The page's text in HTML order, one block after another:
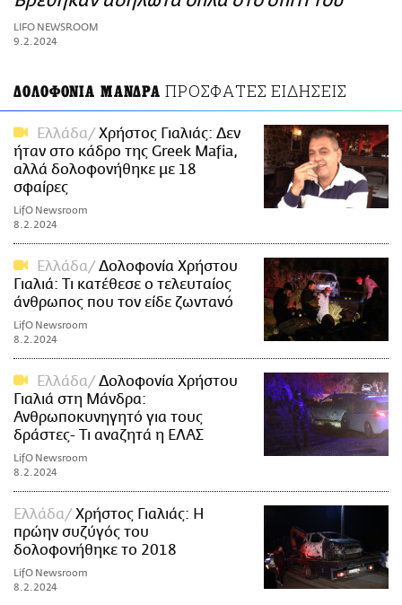
ΑΜΠΑ
PRINT
LIFO NEWSROOM
9.2.2024
ΔΟΛΟΦΟΝΙΑ ΜΑΝΔΡΑ ΠΡΟΣΦΑΤΕΣ ΕΙΔΗΣΕΙΣ
Ελλάδα
Χρήστος Γιαλιάς: Δεν
ήταν στο κάδρο της Greek Mafia,
αλλά δολοφονήθηκε με 18
σφαίρες
LifO Newsroom
8.2.2024
Ελλάδα
Δολοφονία Χρήστου
Γιαλιά: Τι κατέθεσε ο τελευταίος
άνθρωπος που τον είδε ζωντανό
LifO Newsroom
8.2.2024
Ελλάδα
Δολοφονία Χρήστου
Γιαλιά στη Μάνδρα:
Ανθρωποκυνηγητό για τους
δράστες- Τι αναζητά η ΕΛΑΣ
LifO Newsroom
8.2.2024
Ελλάδα
Χρήστος Γιαλιάς: Η
πρώην συζύγός του
δολοφονήθηκε το 2018
LifO Newsroom
8.2.2024